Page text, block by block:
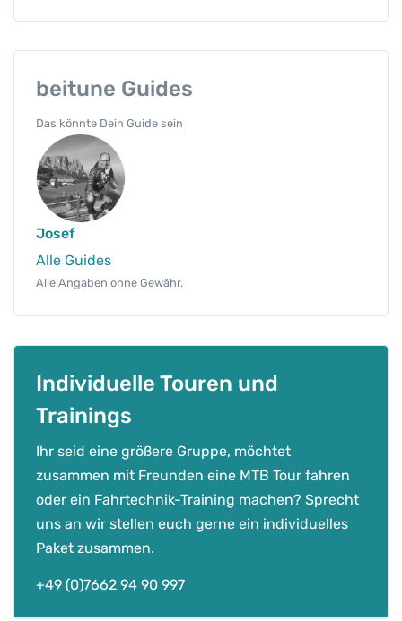
beitune Guides
Das könnte Dein Guide sein
Josef
Alle Guides
Alle Angaben ohne Gewähr.
Individuelle Touren und
Trainings
Ihr seid eine größere Gruppe, möchtet
zusammen mit Freunden eine MTB Tour fahren
oder ein Fahrtechnik-Training machen? Sprecht
uns an wir stellen euch gerne ein individuelles
Paket zusammen.
+49 (0)7662 94 90 997